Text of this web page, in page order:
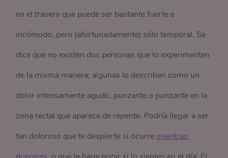
en el trasero que puede ser bastante fuerte e
incómodo, pero (afortunadamente) sólo temporal. Se
dice que no existen dos personas que lo experimenten
de la misma manera; algunas lo describen como un
dolor intensamente agudo, punzante o punzante en la
zona rectal que aparece de repente. Podría llegar a ser
tan doloroso que te despierte si ocurre mientras